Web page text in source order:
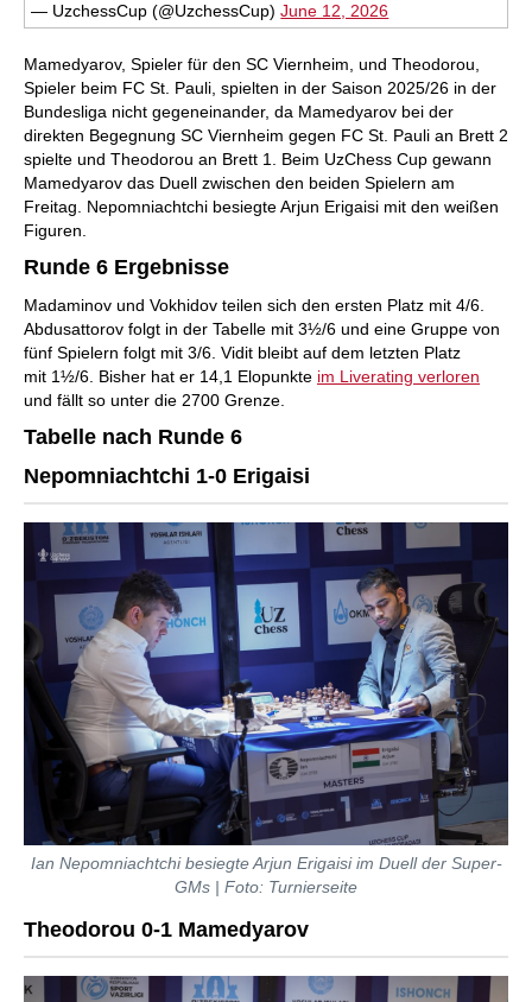
— UzchessCup (@UzchessCup)June 12, 2026
Mamedyarov, Spieler für den SC Viernheim, und Theodorou,
Spieler beim FC St. Pauli, spielten in der Saison 2025/26 in der
Bundesliga nicht gegeneinander, da Mamedyarov bei der
direkten Begegnung SC Viernheim gegen FC St. Pauli an Brett 2
spielte und Theodorou an Brett 1. Beim UzChess Cup gewann
Mamedyarov das Duell zwischen den beiden Spielern am
Freitag. Nepomniachtchi besiegte Arjun Erigaisi mit den weißen
Figuren.
Runde 6 Ergebnisse
Madaminov und Vokhidov teilen sich den ersten Platz mit 4/6.
Abdusattorov folgt in der Tabelle mit 3½/6 und eine Gruppe von
fünf Spielern folgt mit 3/6. Vidit bleibt auf dem letzten Platz
mit 1½/6. Bisher hat er 14,1 Elopunkte im Liverating verloren
und fällt so unter die 2700 Grenze.
Tabelle nach Runde 6
Nepomniachtchi 1-0 Erigaisi
Ian Nepomniachtchi besiegte Arjun Erigaisi im Duell der Super-
GMs | Foto: Turnierseite
Theodorou 0-1 Mamedyarov